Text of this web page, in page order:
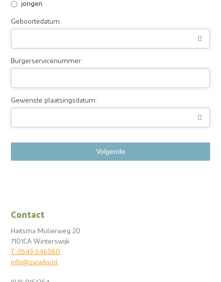
jongen
Geboortedatum:
Burgerservicenummer:
Gewenste plaatsingsdatum:
Volgende
Contact
Haitsma Mulierweg 20
7101CA Winterswijk
T. 0543-546060
info@swwbv.nl